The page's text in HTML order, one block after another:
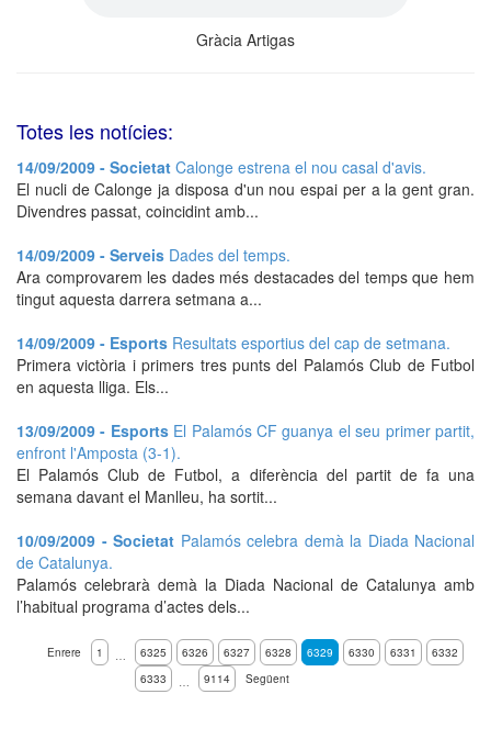
Gràcia Artigas
Totes les notícies:
14/09/2009 - Societat Calonge estrena el nou casal d'avis.
El nucli de Calonge ja disposa d'un nou espai per a la gent gran.
Divendres passat, coincidint amb...
14/09/2009 - Serveis Dades del temps.
Ara comprovarem les dades més destacades del temps que hem
tingut aquesta darrera setmana a...
14/09/2009 - Esports Resultats esportius del cap de setmana.
Primera victòria i primers tres punts del Palamós Club de Futbol
en aquesta lliga. Els...
13/09/2009 - Esports El Palamós CF guanya el seu primer partit,
enfront l'Amposta (3-1).
El Palamós Club de Futbol, a diferència del partit de fa una
semana davant el Manlleu, ha sortit...
10/09/2009 - Societat Palamós celebra demà la Diada Nacional
de Catalunya.
Palamós celebrarà demà la Diada Nacional de Catalunya amb
l’habitual programa d’actes dels...
Enrere 1 … 6325 6326 6327 6328 6329 6330 6331
6332
6333
… 9114 Següent